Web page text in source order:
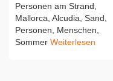
Personen am Strand,
Mallorca, Alcudia, Sand,
Personen, Menschen,
Sommer Weiterlesen